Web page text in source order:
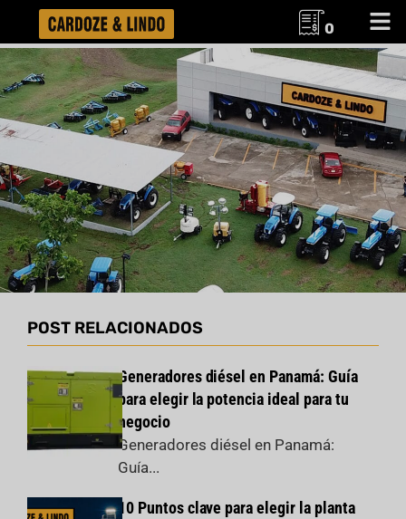
0
POST RELACIONADOS
Generadores diésel en Panamá: Guía
para elegir la potencia ideal para tu
negocio
Generadores diésel en Panamá:
Guía...
10 Puntos clave para elegir la planta